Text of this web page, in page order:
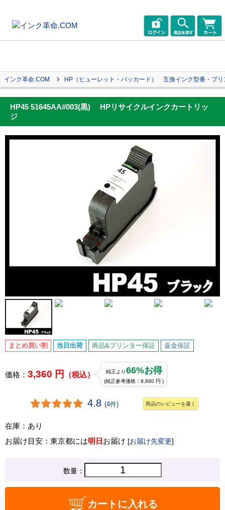
インク革命.COM HP（ヒューレット・パッカード） 互換インク型番・プリ
HP45 51645AA#003(黒) HPリサイクルインクカートリッ
ジ
まとめ買い割 当日出荷 商品&プリンター保証 返金保証
価格： 3,360 円 （税込） 純正より66%お得
(純正参考価格：9,880 円 )
4.8 (4件) 商品のレビューを書く
在庫：あり
お届け目安：東京都には明日 お届け [お届け先変更]
数量：
カートに入れる